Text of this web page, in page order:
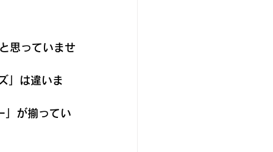
思っていませ
」は違いま
」が揃ってい